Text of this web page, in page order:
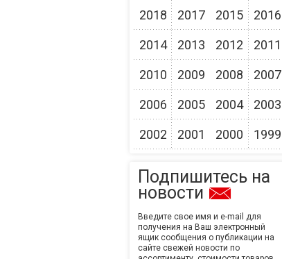
2018 2017 2015 2016
2014 2013 2012 2011
2010 2009 2008 2007
2006 2005 2004 2003
2002 2001 2000 1999
Подпишитесь на
новости
Введите свое имя и e-mail для
получения на Ваш электронный
ящик сообщения о публикации на
сайте свежей новости по